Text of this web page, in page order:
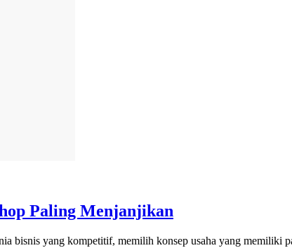
Paling Menjanjikan
bisnis yang kompetitif, memilih konsep usaha yang memiliki